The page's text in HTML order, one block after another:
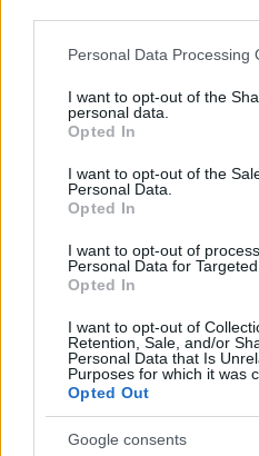
Please note that this website/
not limited to your visit or
grant or deny consent to
use your data for below
consent section.
Personal Data Processing
I want to opt-out of the
personal data.
Opted In
I want to opt-out of the
Personal Data.
Opted In
I want to opt-out of
Personal Data for Targeted
Opted In
I want to opt-out of
Retention, Sale, and/or
Personal Data that Is
Purposes for which it was
Opted Out
Google consents
Hódmezővásárhely iskolaépítés
Másfélszeresére bővítik
református iskoláját
A Szőnyi Benjámin Általános
Látványos
árnyékában?